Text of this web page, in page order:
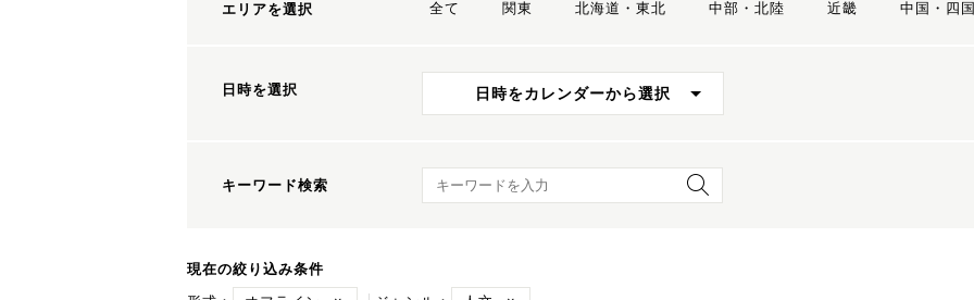
エリアを選択 全て 関東 北海道・東北 中部・北陸 近畿 中国・四国
日時を選択 日時をカレンダーから選択
キーワード検索 キーワード検索
現在の絞り込み条件